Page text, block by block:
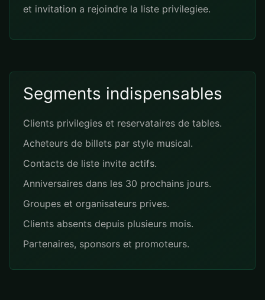
et invitation a rejoindre la liste privilegiee.
Segments indispensables
Clients privilegies et reservataires de tables.
Acheteurs de billets par style musical.
Contacts de liste invite actifs.
Anniversaires dans les 30 prochains jours.
Groupes et organisateurs prives.
Clients absents depuis plusieurs mois.
Partenaires, sponsors et promoteurs.